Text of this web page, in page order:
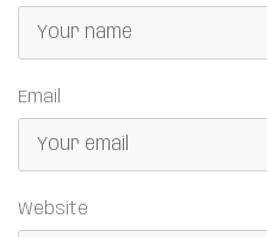
Email
Website